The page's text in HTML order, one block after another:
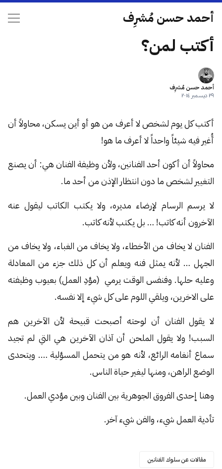
أحمد حسن مُشرِف
أكتب لمن؟
أحمد حسن مُشرِف
٢٩ ديسمبر ٢٠١٤
أكتب كل يوم لشخص لا أعرف من هو أو أين يسكن، محاولاً أن
أُغير فيه شيئاً واحداً لا أعرف ما هو!
محاولاً أن أكون أحد الفنانين، ولأن وظيفة الفنان هي: أن يصنع
التغيير لشخص ما دون انتظار الإذن من أحد ما.
لا يرسم الرسام لإرضاء مديره، ولا يكتب الكاتب ليقول عنه
الآخرون أنه كاتب! … بل يكتب لأنه كاتب.
الفنان لا يخاف من الأخطاء، ولا يخاف من الغباء، ولا يخاف من
الجهل … لأنه يمثل فنه ويعلم أن كل ذلك جزء من المعادلة
وعليه حلها. وفنفس الوقت يرمي (مؤدِ العمل) بعيوب وظيفته
على الاخرين، ويلقي اللوم على كل شيء إلا نفسه.
لا يقول الفنان أن لوحته أصبحت قبيحة لأن الآخرين هم
السبب! ولا يقول الملحن أن آذان الآخرين هي التي لم تجيد
سماع أنغامه الرائع، لأنه هو من يتحمل المسؤلية …. ويتحدى
الوضع الراهن، ومنها ليغير حياة الناس.
وهنا إحدى الفروق الجوهرية بين الفنان وبين مؤدي العمل.
تأدية العمل شيء، والفن شيء آخر.
مقالات عن سلوك الفنانين